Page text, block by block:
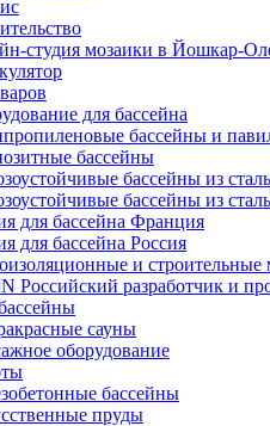
студия мозаики в Йошкар-
для бассейна
бассейны и
бассейны
бассейны из
бассейны из
для бассейна Франция
для бассейна Россия
и строительные
Российский разработчик и
сауны
оборудование
бассейны
пруды